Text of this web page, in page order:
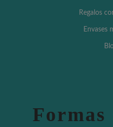
Regalos
Envases
Formas